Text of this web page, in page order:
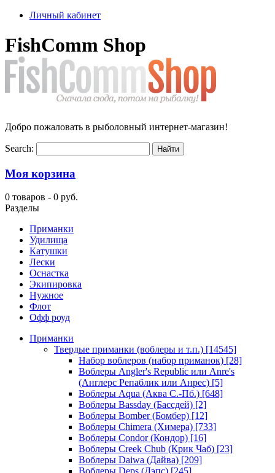
Личный кабинет
FishComm Shop
Добро пожаловать в рыболовный интернет-магазин!
Search:
Моя корзина
0 товаров - 0 руб.
Разделы
Приманки
Удилища
Катушки
Лески
Оснастка
Экипировка
Нужное
Флот
Офф роуд
Приманки
Твердые приманки (воблеры и т.п.) [14545]
Набор воблеров (набор приманок) [28]
Воблеры Angler's Republic или Anre's
(Англерс Репаблик или Анрес) [5]
Воблеры Aqua (Аква С.-Пб.) [648]
Воблеры Bassday (Бассдей) [2]
Воблеры Bomber (Бомбер) [12]
Воблеры Chimera (Химера) [733]
Воблеры Condor (Кондор) [16]
Воблеры Creek Chub (Крик Чаб) [23]
Воблеры Daiwa (Дайва) [209]